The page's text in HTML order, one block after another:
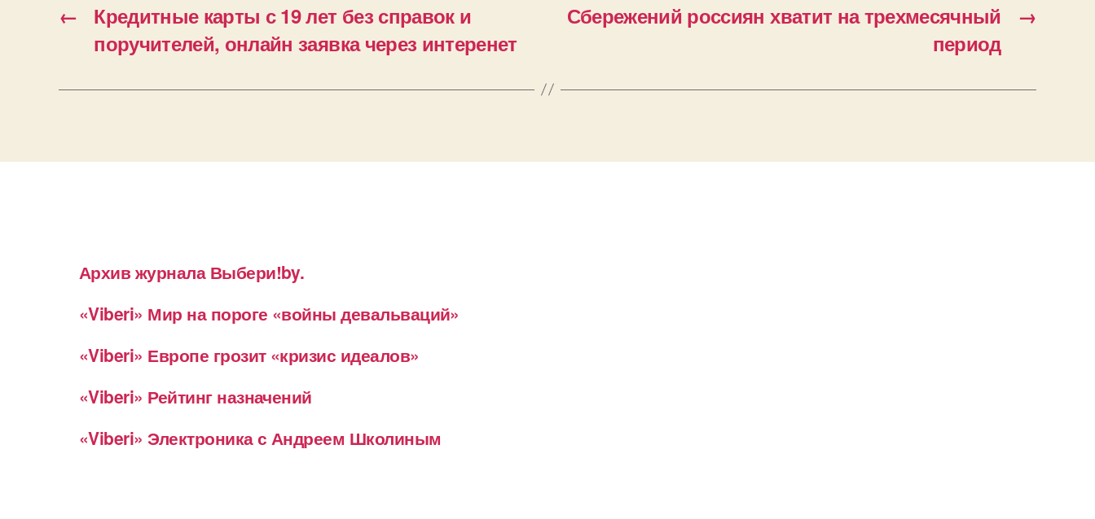
←
Кредитные карты с 19 лет без справок и
поручителей, онлайн заявка через интеренет
→
Сбережений россиян хватит на трехмесячный
период
Архив журнала Выбери!by.
«Viberi» Мир на пороге «войны девальваций»
«Viberi» Европе грозит «кризис идеалов»
«Viberi» Рейтинг назначений
«Viberi» Электроника с Андреем Школиным